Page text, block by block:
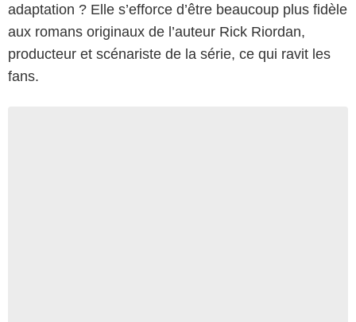
adaptation ? Elle s’efforce d’être beaucoup plus fidèle
aux romans originaux de l’auteur Rick Riordan,
producteur et scénariste de la série, ce qui ravit les
fans.